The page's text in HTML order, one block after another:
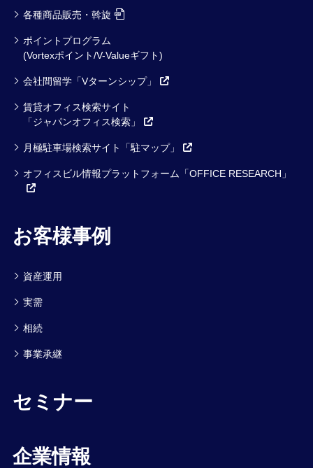
各種商品販売・斡旋
ポイントプログラム
(Vortexポイント/V-Valueギフト)
会社間留学「Vターンシップ」
賃貸オフィス検索サイト
「ジャパンオフィス検索」
月極駐車場検索サイト「駐マップ」
オフィスビル情報プラットフォーム「OFFICE RESEARCH」
お客様事例
資産運用
実需
相続
事業承継
セミナー
企業情報